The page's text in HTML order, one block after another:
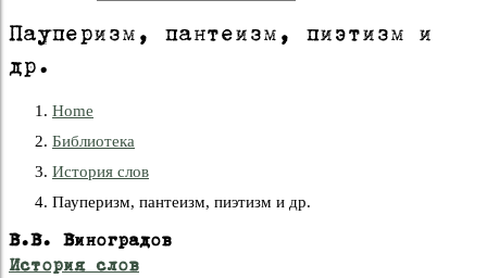
Пауперизм, пантеизм, пиэтизм и
др.
Home
Библиотека
История слов
Пауперизм, пантеизм, пиэтизм и др.
В.В. Виноградов
История слов